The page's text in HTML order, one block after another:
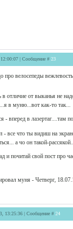
12:00:07 | Сообщение # 23
про велосепеды
отличие от выканья не
в муню...вот как-то так...
- вперед в лазертаг....там
- все что ты видиш на
а чо он такой-
и почитай свой пост про
муня - Четверг,
13:25:36 | Сообщение # 24